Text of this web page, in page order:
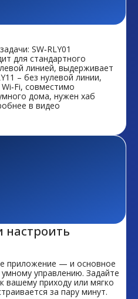
SW‑RLY01
для стандартного
линией, выдерживает
– без нулевой линии,
совместимо
дома, нужен хаб
в видео
настроить
приложение — и основное
управлению. Задайте
вашему приходу или мягко
за пару минут.